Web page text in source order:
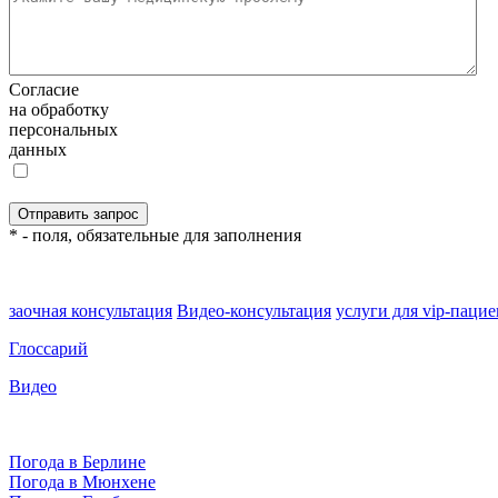
Согласие
на обработку
персональных
данных
* - поля, обязательные для заполнения
заочная консультация Видео-консультация услуги для vip-
Глоссарий
Видео
Погода в Берлине
Погода в Мюнхене